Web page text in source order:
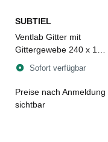
SUBTIEL
Ventlab Gitter mit
Gittergewebe 240 x 170
mm, schwarz
Sofort verfügbar
Preise nach Anmeldung
sichtbar